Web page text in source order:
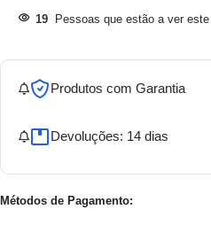
19 Pessoas que estão a ver
Produtos com Garantia
Devoluções: 14 dias
Métodos de Pagamento: